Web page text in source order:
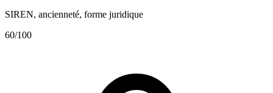
SIREN, ancienneté, forme juridique
60/100